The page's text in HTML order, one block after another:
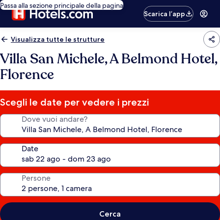
Passa alla sezione principale della pagina
Scarica l’app
Visualizza tutte le strutture
Villa San Michele, A Belmond Hotel,
Florence
Scegli le date per vedere i prezzi
Dove vuoi andare?
Date
Persone
Cerca